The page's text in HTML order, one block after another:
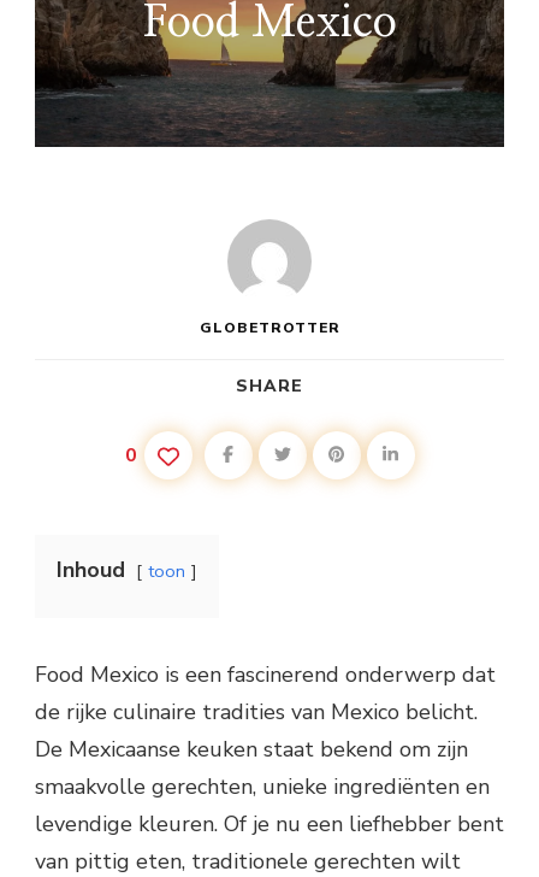
Food Mexico
GLOBETROTTER
SHARE
0
Inhoud toon
Food Mexico is een fascinerend onderwerp dat
de rijke culinaire tradities van Mexico belicht.
De Mexicaanse keuken staat bekend om zijn
smaakvolle gerechten, unieke ingrediënten en
levendige kleuren. Of je nu een liefhebber bent
van pittig eten, traditionele gerechten wilt